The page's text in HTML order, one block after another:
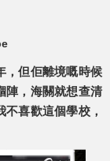
，但佢離境嘅時候
陣，海關就想查清
喜歡這個學校，